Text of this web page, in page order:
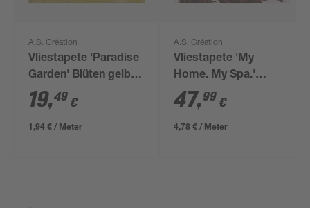
A.S. Création
Vliestapete 'Paradise
Garden' Blüten gelb
10,05 x 0,53 m
19,49 €
1,94 € / Meter
A.S. Création
Vliestapete 'My
Home. My Spa.'
Rosen rot/rosa 0,53 x
10,05 m
47,99 €
4,78 € / Meter